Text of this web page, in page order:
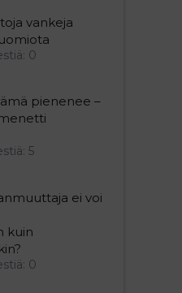
vankeja
0
pienenee –
5
ei voi
kuin
0